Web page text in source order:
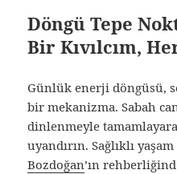
Döngü Tepe
Bir Kıvılcım,
Günlük enerji döngüsü,
bir mekanizma. Sabah
dinlenmeyle
uyandırın. Sağlıklı
Bozdoğan’ın